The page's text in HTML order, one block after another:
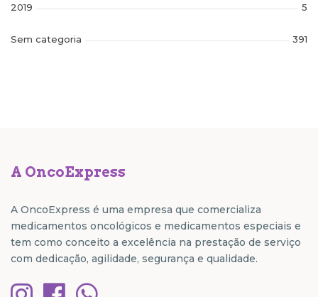
2019 5
Sem categoria 391
A OncoExpress
A OncoExpress é uma empresa que comercializa
medicamentos oncológicos e medicamentos especiais e
tem como conceito a excelência na prestação de serviço
com dedicação, agilidade, segurança e qualidade.